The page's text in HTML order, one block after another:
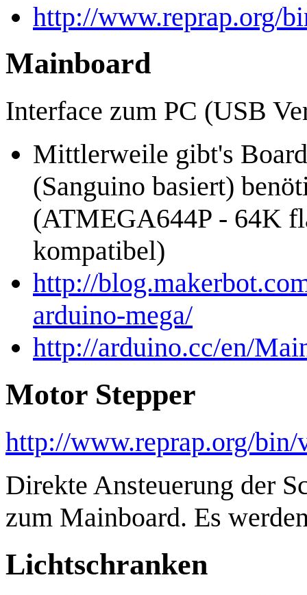
http://www.reprap.org/
Mainboard
Interface zum PC (USB
Mittlerweile gibt's
(Sanguino basiert)
(ATMEGA644P - 64K
kompatibel)
http://
arduino-mega/
http://arduino.cc/en/
Motor Stepper
http://www.reprap.org/
Direkte Ansteuerung der
zum Mainboard. Es
Lichtschranken